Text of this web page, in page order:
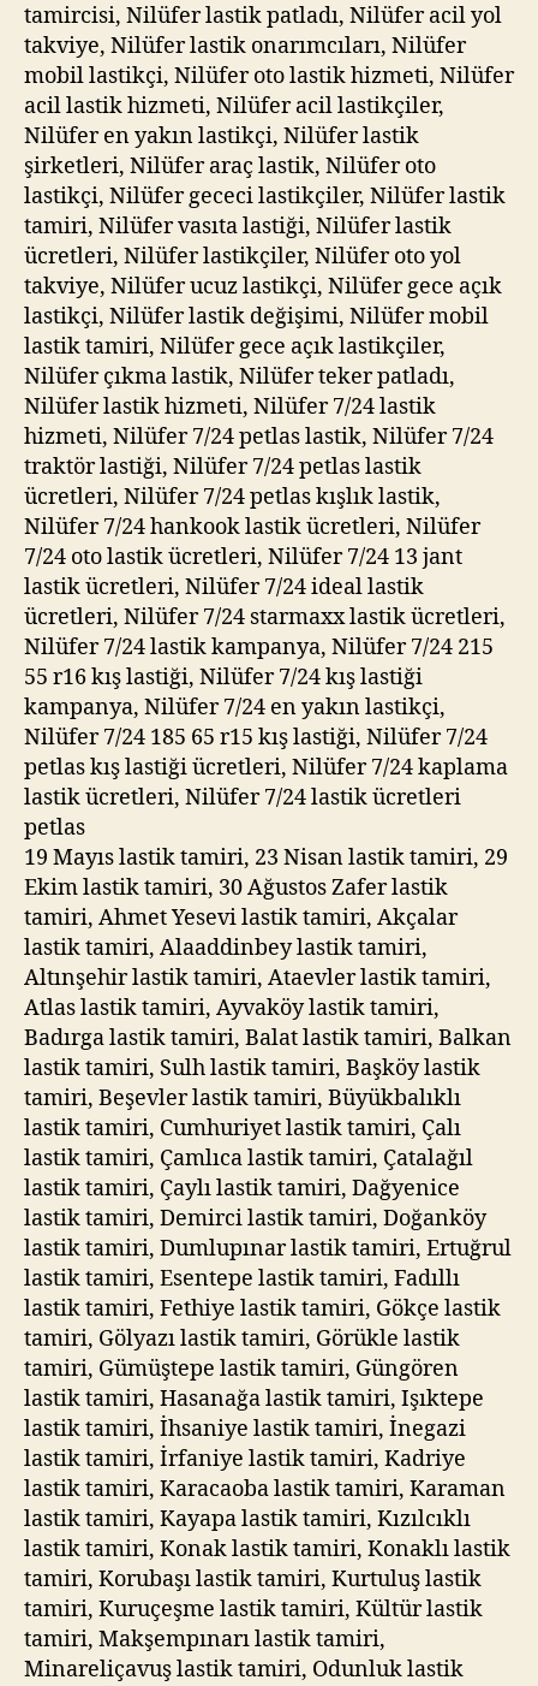
tamircisi, Nilüfer lastik patladı, Nilüfer acil yol
takviye, Nilüfer lastik onarımcıları, Nilüfer
mobil lastikçi, Nilüfer oto lastik hizmeti, Nilüfer
acil lastik hizmeti, Nilüfer acil lastikçiler,
Nilüfer en yakın lastikçi, Nilüfer lastik
şirketleri, Nilüfer araç lastik, Nilüfer oto
lastikçi, Nilüfer gececi lastikçiler, Nilüfer lastik
tamiri, Nilüfer vasıta lastiği, Nilüfer lastik
ücretleri, Nilüfer lastikçiler, Nilüfer oto yol
takviye, Nilüfer ucuz lastikçi, Nilüfer gece açık
lastikçi, Nilüfer lastik değişimi, Nilüfer mobil
lastik tamiri, Nilüfer gece açık lastikçiler,
Nilüfer çıkma lastik, Nilüfer teker patladı,
Nilüfer lastik hizmeti, Nilüfer 7/24 lastik
hizmeti, Nilüfer 7/24 petlas lastik, Nilüfer 7/24
traktör lastiği, Nilüfer 7/24 petlas lastik
ücretleri, Nilüfer 7/24 petlas kışlık lastik,
Nilüfer 7/24 hankook lastik ücretleri, Nilüfer
7/24 oto lastik ücretleri, Nilüfer 7/24 13 jant
lastik ücretleri, Nilüfer 7/24 ideal lastik
ücretleri, Nilüfer 7/24 starmaxx lastik ücretleri,
Nilüfer 7/24 lastik kampanya, Nilüfer 7/24 215
55 r16 kış lastiği, Nilüfer 7/24 kış lastiği
kampanya, Nilüfer 7/24 en yakın lastikçi,
Nilüfer 7/24 185 65 r15 kış lastiği, Nilüfer 7/24
petlas kış lastiği ücretleri, Nilüfer 7/24 kaplama
lastik ücretleri, Nilüfer 7/24 lastik ücretleri
petlas
19 Mayıs lastik tamiri, 23 Nisan lastik tamiri, 29
Ekim lastik tamiri, 30 Ağustos Zafer lastik
tamiri, Ahmet Yesevi lastik tamiri, Akçalar
lastik tamiri, Alaaddinbey lastik tamiri,
Altınşehir lastik tamiri, Ataevler lastik tamiri,
Atlas lastik tamiri, Ayvaköy lastik tamiri,
Badırga lastik tamiri, Balat lastik tamiri, Balkan
lastik tamiri, Sulh lastik tamiri, Başköy lastik
tamiri, Beşevler lastik tamiri, Büyükbalıklı
lastik tamiri, Cumhuriyet lastik tamiri, Çalı
lastik tamiri, Çamlıca lastik tamiri, Çatalağıl
lastik tamiri, Çaylı lastik tamiri, Dağyenice
lastik tamiri, Demirci lastik tamiri, Doğanköy
lastik tamiri, Dumlupınar lastik tamiri, Ertuğrul
lastik tamiri, Esentepe lastik tamiri, Fadıllı
lastik tamiri, Fethiye lastik tamiri, Gökçe lastik
tamiri, Gölyazı lastik tamiri, Görükle lastik
tamiri, Gümüştepe lastik tamiri, Güngören
lastik tamiri, Hasanağa lastik tamiri, Işıktepe
lastik tamiri, İhsaniye lastik tamiri, İnegazi
lastik tamiri, İrfaniye lastik tamiri, Kadriye
lastik tamiri, Karacaoba lastik tamiri, Karaman
lastik tamiri, Kayapa lastik tamiri, Kızılcıklı
lastik tamiri, Konak lastik tamiri, Konaklı lastik
tamiri, Korubaşı lastik tamiri, Kurtuluş lastik
tamiri, Kuruçeşme lastik tamiri, Kültür lastik
tamiri, Makşempınarı lastik tamiri,
Minareliçavuş lastik tamiri, Odunluk lastik